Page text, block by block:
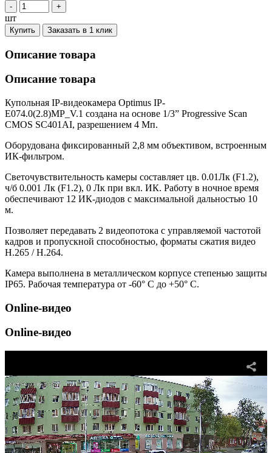
- +
шт
Купить Заказать в 1 клик
Описание товара
Описание товара
Купольная IP-видеокамера Optimus IP-
E074.0(2.8)MP_V.1 создана на основе 1/3” Progressive Scan
CMOS SC401AI, разрешением 4 Мп.
Оборудована фиксированный 2,8 мм объективом, встроенным
ИК-фильтром.
Светочувствительность камеры составляет цв. 0.01Лк (F1.2),
ч/б 0.001 Лк (F1.2), 0 Лк при вкл. ИК. Работу в ночное время
обеспечивают 12 ИК-диодов с максимальной дальностью 10
м.
Позволяет передавать 2 видеопотока с управляемой частотой
кадров и пропускной способностью, форматы сжатия видео
H.265 / H.264.
Камера выполнена в металлическом корпусе степенью защиты
IP65. Рабочая температура от -60° С до +50° С.
Online-видео
Online-видео